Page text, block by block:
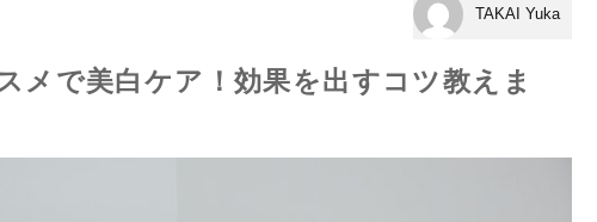
TAKAI Yuka
メで美白ケア！効果を出すコツ教えま